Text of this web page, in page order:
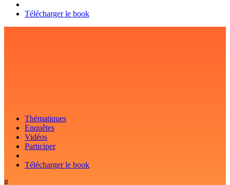
Télécharger le book
Thématiques
Enquêtes
Vidéos
Participer
Télécharger le book
#